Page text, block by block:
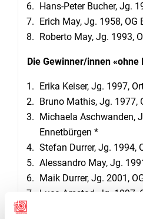
Hans-Peter Bucher, Jg.
Erich May, Jg. 1958, OG
Roberto May, Jg. 1993,
Die Gewinner/innen «ohne
Erika Keiser, Jg. 1997,
Bruno Mathis, Jg. 1977,
Michaela Aschwanden,
Ennetbürgen *
Stefan Durrer, Jg. 1994,
Alessandro May, Jg.
Maik Durrer, Jg. 2001,
Luca Amstad, Jg. 1997,